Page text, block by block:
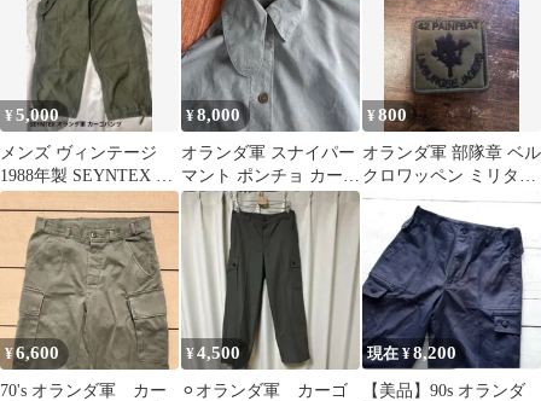
¥5,000
メンズ ヴィンテージ
1988年製 SEYNTEX オ
ランダ軍 カーゴパンツ
¥8,000
オランダ軍 スナイパー
マント ポンチョ カー
キ 希少 80's
¥800
オランダ軍 部隊章 ベル
クロワッペン ミリタリ
ーパッチ オランダ陸軍
¥6,600
70's オランダ軍 カー
¥4,500
⚪︎オランダ軍 カーゴ
現在 ¥8,200
【美品】90s オランダ